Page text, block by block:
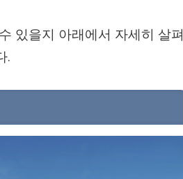
있을지 아래에서 자세히 살펴
.